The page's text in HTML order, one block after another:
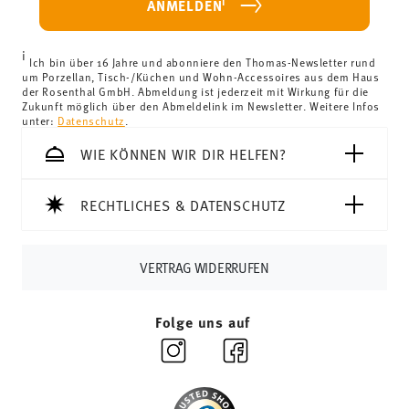
Länder können Sie die Lieferkostenhier einsehen
Vereinigtes Königreich:Für Lieferungen ins Vereinigte
Königreich liegt der Mindestbestellwert bei £135, die
Lieferung erfolgt versandkostenfrei.
Schweiz:Lieferungen in die Schweiz sind ab 69,90 CHF
versandkostenfrei. Unter einem Bestellwert von 69,90
CHF liegen die Versandkosten bei 36,90 CHF.
sobald Ihr Paket auf die Reise geht.
Lieferzeit innerhalb Deutschlands:3-5 Werktage für
hier einsehen.
ANMELDEN
i Ich bin über 16 Jahre und abonniere den Thomas-Newsletter rund
um Porzellan, Tisch-/Küchen und Wohn-Accessoires aus dem Haus
der Rosenthal GmbH. Abmeldung ist jederzeit mit Wirkung für die
Zukunft möglich über den Abmeldelink im Newsletter. Weitere Infos
unter: Datenschutz
WIE KÖNNEN WIR DIR HELFEN?
RECHTLICHES & DATENSCHUTZ
VERTRAG WIDERRUFEN
Folge uns auf